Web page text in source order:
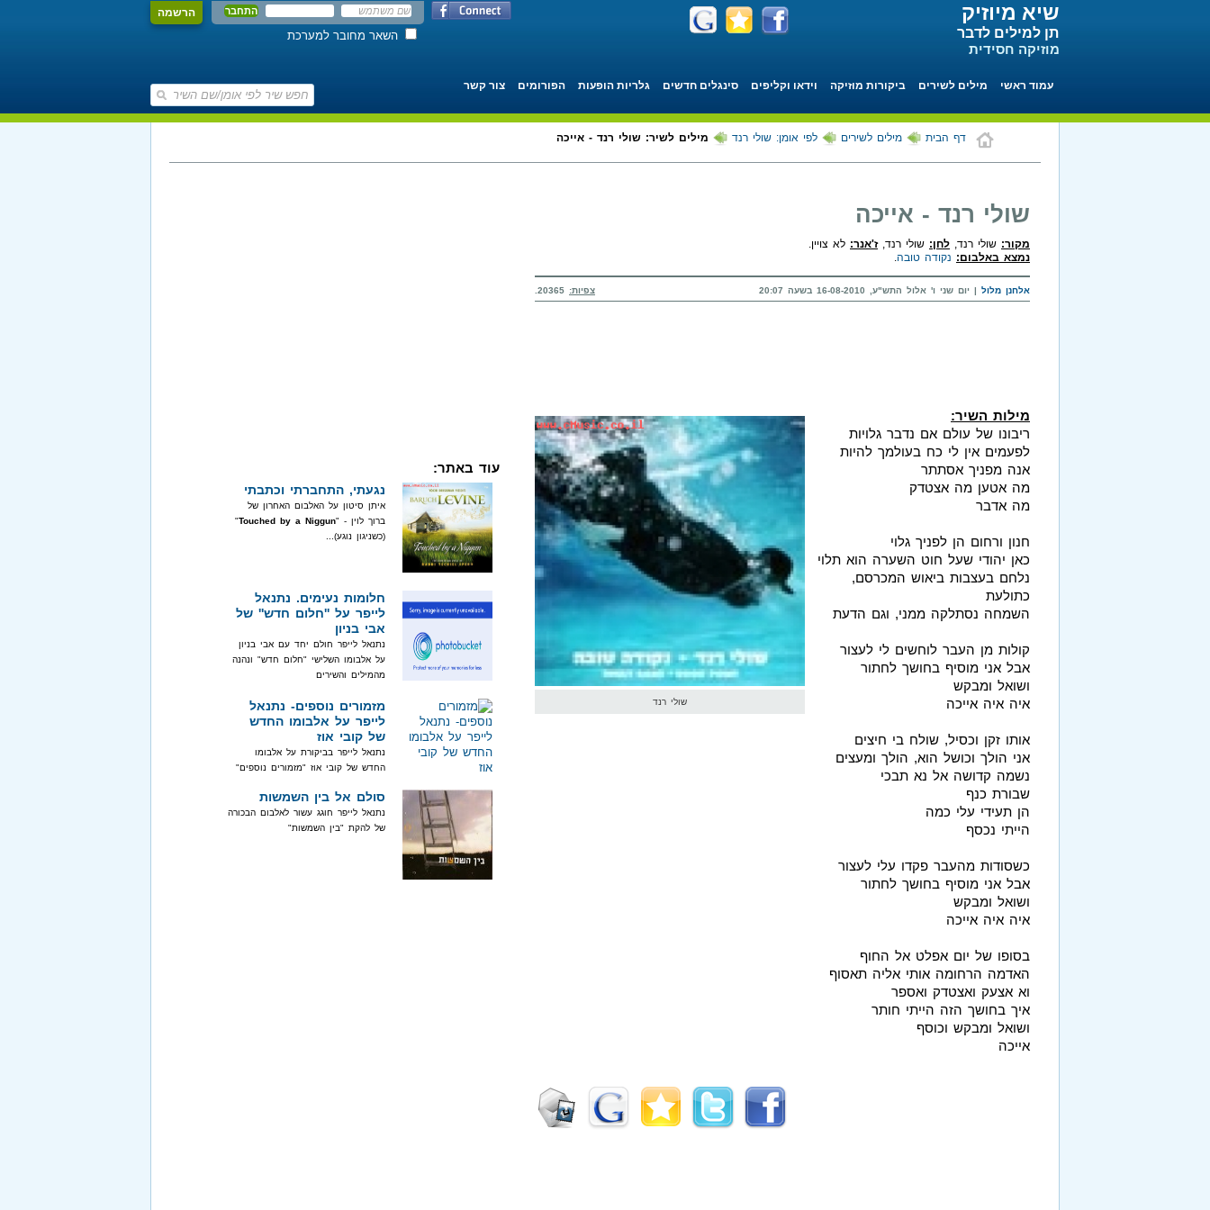
הרשמה
השאר מחובר למערכת
שיא מיוזיק
תן למילים לדבר
מוזיקה חסידית
עמוד ראשי מילים לשירים ביקורות מוזיקה וידאו וקליפים סינגלים חדשים גלריות הופעות הפורומים צור קשר
דף הבית מילים לשירים לפי אומן: שולי רנד מילים לשיר: שולי רנד - אייכה
שולי רנד - אייכה
מקור: שולי רנד, לחן: שולי רנד,ז'אנר: לא צויין.
נמצא באלבום: נקודה טובה
אלחנן מלול | יום שני ו' אלול התש"ע, 16-08-2010 בשעה 20:07 צפיות:
שולי רנד
מילות השיר:
ריבונו של עולם אם נדבר גלויות
לפעמים אין לי כח בעולמך להיות
אנה מפניך אסתתר
מה אטען מה אצטדק
מה אדבר
חנון ורחום הן לפניך גלוי
כאן יהודי שעל חוט השערה הוא תלוי
נלחם בעצבות ביאוש המכרסם,
כתולעת
השמחה נסתלקה ממני, וגם הדעת
קולות מן העבר לוחשים לי לעצור
אבל אני מוסיף בחושך לחתור
ושואל ומבקש
איה איה אייכה
אותו זקן וכסיל, שולח בי חיצים
אני הולך וכושל הוא, הולך ומעצים
נשמה קדושה אל נא תבכי
שבורת כנף
הן תעידי עלי כמה
הייתי נכסף
כשסודות מהעבר פקדו עלי לעצור
אבל אני מוסיף בחושך לחתור
ושואל ומבקש
איה איה אייכה
בסופו של יום אפלט אל החוף
האדמה הרחומה אותי אליה תאסוף
וא אצעק ואצטדק ואספר
איך בחושך הזה הייתי חותר
ושואל ומבקש וכוסף
אייכה
עוד באתר:
נגעתי, התחברתי וכתבתי
איתן סיטון על האלבום האחרון של
ברוך לוין - "Touched by a Niggun
"
(כשניגון נוגע)...
חלומות נעימים. נתנאל
לייפר על ''חלום חדש'' של
אבי בניון
נתנאל לייפר חולם יחד עם אבי בניון
על אלבומו השלישי "חלום חדש" ונהנה
מהמילים והשירים
מזמורים נוספים- נתנאל
לייפר על אלבומו החדש
של קובי אוז
נתנאל לייפר בביקורת על אלבומו
החדש של קובי אוז "מזמורים נוספים"
סולם אל בין השמשות
נתנאל לייפר חוגג עשור לאלבום הבכורה
של להקת "בין השמשות"